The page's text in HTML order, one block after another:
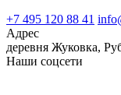
+7 495 120 88 41
Адрес
деревня Жуковка,
Наши соцсети